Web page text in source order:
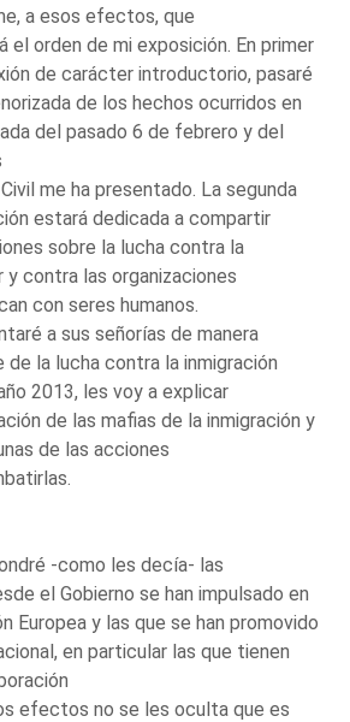
a esos efectos, que
el orden de mi exposición. En primer
de carácter introductorio, pasaré
de los hechos ocurridos en
del pasado 6 de febrero y del
me ha presentado. La segunda
estará dedicada a compartir
sobre la lucha contra la
y contra las organizaciones
con seres humanos.
a sus señorías de manera
de la lucha contra la inmigración
2013, les voy a explicar
de las mafias de la inmigración y
de las acciones
-como les decía- las
el Gobierno se han impulsado en
Europea y las que se han promovido
en particular las que tienen
efectos no se les oculta que es